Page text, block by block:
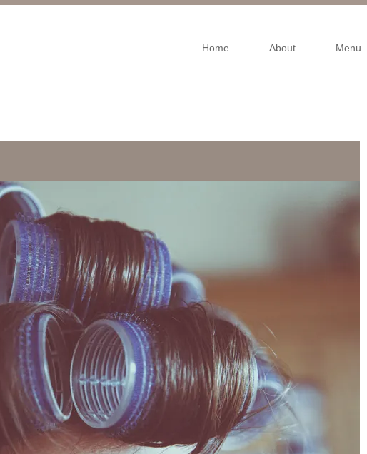
Home About Menu